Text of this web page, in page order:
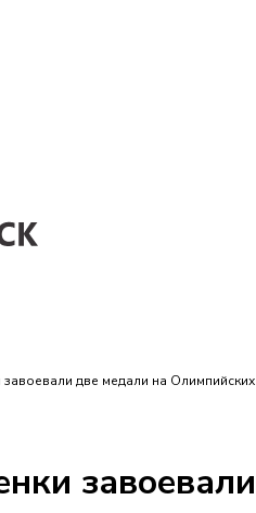
Кубанские спортсменки завоевали две